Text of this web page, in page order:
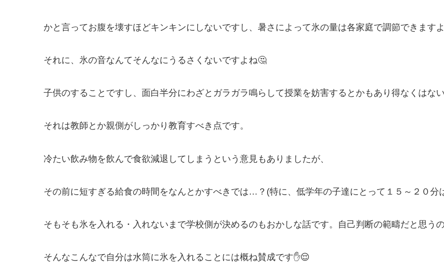
かと言ってお腹を壊すほどキンキンにしないですし、暑さによって氷の量は各家庭で調節できますよ
それに、氷の音なんてそんなにうるさくないですよね🤔
子供のすることですし、面白半分にわざとガラガラ鳴らして授業を妨害するとかもあり得なくはない
それは教師とか親側がしっかり教育すべき点です。
冷たい飲み物を飲んで食欲減退してしまうという意見もありましたが、
その前に短すぎる給食の時間をなんとかすべきでは…？(特に、低学年の子達にとって１５～２０分
そもそも氷を入れる・入れないまで学校側が決めるのもおかしな話です。自己判断の範疇だと思う
そんなこんなで自分は水筒に氷を入れることには概ね賛成です✋😌